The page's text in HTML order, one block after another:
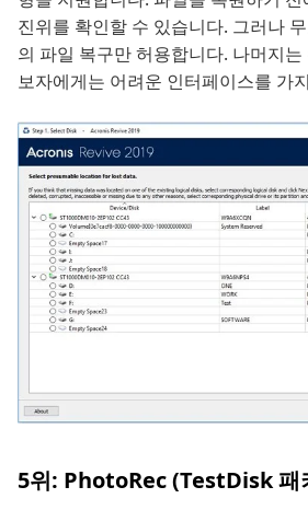
진위를 확인할 수 있습니다. 그러나
의 파일 복구만 허용합니다. 나머지
보자에게는 어려운 인터페이스를 가
5위: PhotoRec (TestDisk 패